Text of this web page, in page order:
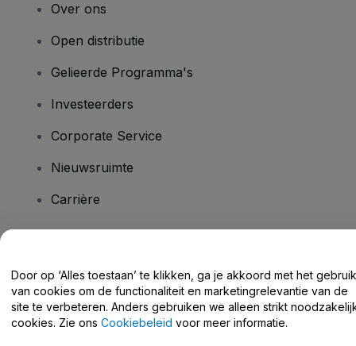
Over ons
Open distributie
Gelieerde Programma's
Investeerders
Corporate Service
Nieuwsruimte
Carrière
Helpcentrum / Neem Contact Met Ons Op
Door op ‘Alles toestaan’ te klikken, ga je akkoord met het gebruik
van cookies om de functionaliteit en marketingrelevantie van de
site te verbeteren. Anders gebruiken we alleen strikt
cookies. Zie ons Cookiebeleid voor meer informatie.